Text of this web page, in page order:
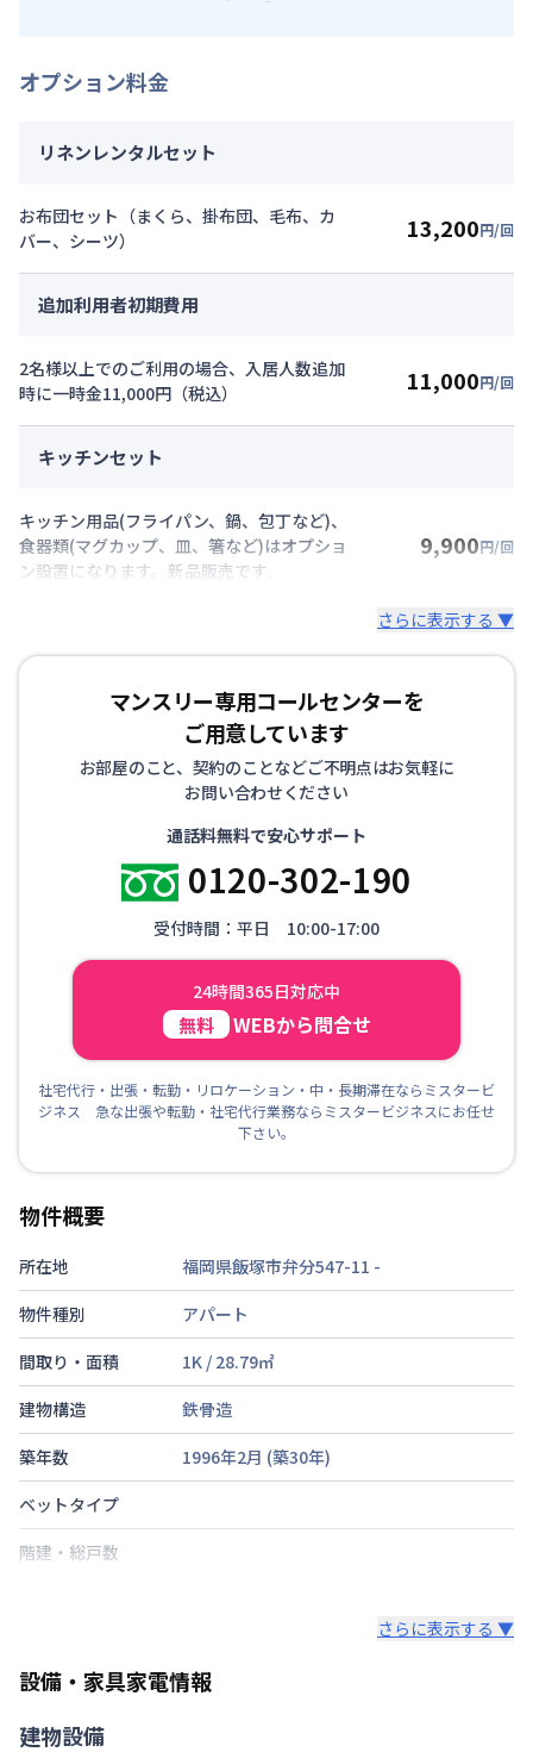
オプション料金
リネンレンタルセット
お布団セット（まくら、掛布団、毛布、カ
バー、シーツ）
13,200円/回
追加利用者初期費用
2名様以上でのご利用の場合、入居人数追加
時に一時金11,000円（税込）
11,000円/回
キッチンセット
キッチン用品(フライパン、鍋、包丁など)、
食器類(マグカップ、皿、箸など)はオプショ
ン設置になります。新品販売です.
9,900円/回
さらに表示する ▼
マンスリー専用コールセンターを
ご用意しています
お部屋のこと、契約のことなどご不明点はお気軽に
お問い合わせください
通話料無料で安心サポート
0120-302-190
受付時間：平日 10:00-17:00
24時間365日対応中
無料 WEBから問合せ
社宅代行・出張・転勤・リロケーション・中・長期滞在ならミスタービ
ジネス 急な出張や転勤・社宅代行業務ならミスタービジネスにお任せ
下さい。
物件概要
所在地 福岡県飯塚市弁分547-11 -
物件種別
アパート
間取り・面積
1K / 28.79㎡
建物構造
鉄骨造
築年数
1996年2月 (築30年)
ベットタイプ
階建・総戸数
禁煙・喫煙
禁煙
さらに表示する ▼
設備・家具家電情報
建物設備